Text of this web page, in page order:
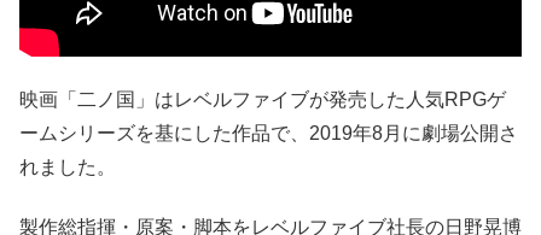
映画「二ノ国」はレベルファイブが発売した人気RPGゲ
ームシリーズを基にした作品で、2019年8月に劇場公開さ
れました。
製作総指揮・原案・脚本をレベルファイブ社長の日野晃博